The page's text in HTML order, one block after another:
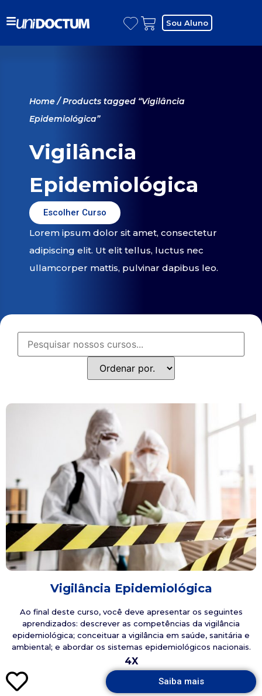
Sou Aluno
Home/ Products tagged “Vigilância
Epidemiológica”
Vigilância
Epidemiológica
Escolher Curso
Lorem ipsum dolor sit amet, consectetur
adipiscing elit. Ut elit tellus, luctus nec
ullamcorper mattis, pulvinar dapibus leo.
Vigilância Epidemiológica
Ao final deste curso, você deve apresentar os seguintes
aprendizados: descrever as competências da vigilância
epidemiológica; conceituar a vigilância em saúde, sanitária e
ambiental; e abordar os sistemas epidemiológicos nacionais.
4X
Saiba mais